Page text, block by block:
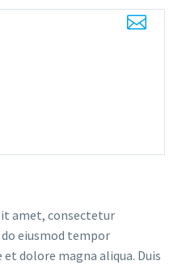


amet, consectetur
eiusmod tempor
dolore magna aliqua. Duis